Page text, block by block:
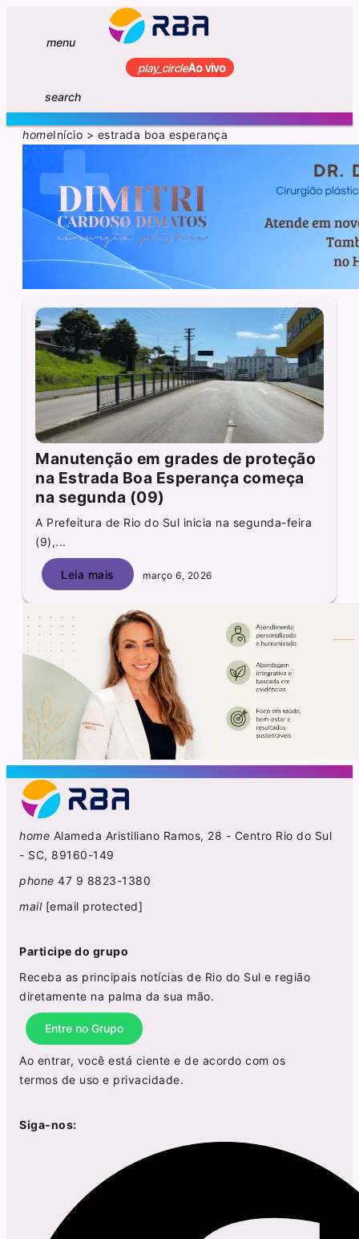
menu
play_circleAo vivo
search
homeInício > estrada boa esperança
Manutenção em grades de proteção
na Estrada Boa Esperança começa
na segunda (09)
A Prefeitura de Rio do Sul inicia na segunda-feira
(9),...
Leia mais março 6, 2026
home Alameda Aristiliano Ramos, 28 - Centro Rio do Sul
- SC, 89160-149
phone 47 9 8823-1380
mail [email protected]
Participe do grupo
Receba as principais notícias de Rio do Sul e região
diretamente na palma da sua mão.
Entre no Grupo
Ao entrar, você está ciente e de acordo com os
termos de uso e privacidade.
Siga-nos: